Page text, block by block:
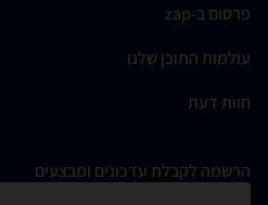
פרסום ב-zap
עולמות התוכן שלנו
חוות דעת
הרשמה לקבלת עדכונים ומבצעים